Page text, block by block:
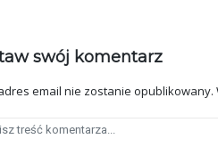
swój komentarz
email nie zostanie opublikowany.